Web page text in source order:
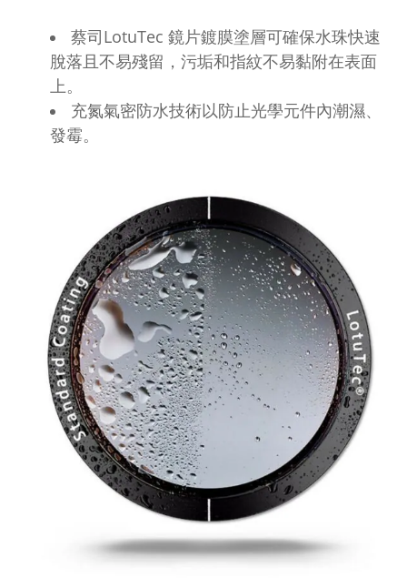
蔡司LotuTec 鏡片鍍膜塗層可確保水珠快速
脫落且不易殘留，污垢和指紋不易黏附在表面
上。
充氮氣密防水技術以防止光學元件內潮濕、
發霉。